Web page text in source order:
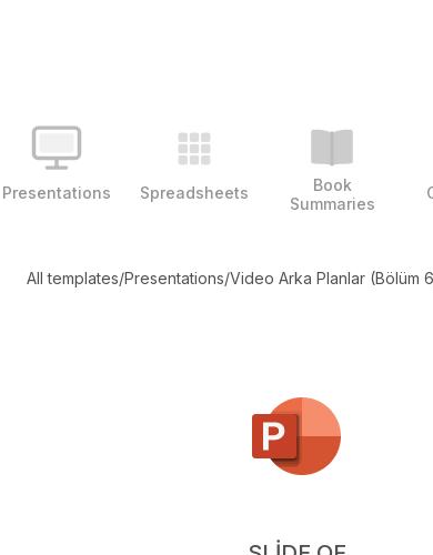
Presentations Spreadsheets
Book
Summaries
All templates/Presentations/Video Arka Planlar (Bölüm